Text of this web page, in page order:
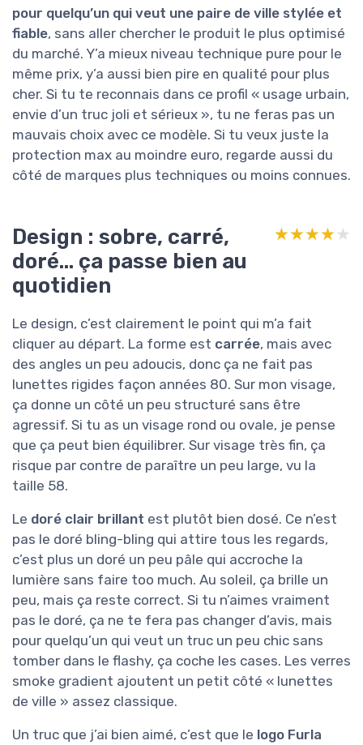
pour quelqu’un qui veut une paire de ville stylée et
fiable, sans aller chercher le produit le plus optimisé
du marché. Y’a mieux niveau technique pure pour le
même prix, y’a aussi bien pire en qualité pour plus
cher. Si tu te reconnais dans ce profil « usage urbain,
envie d’un truc joli et sérieux », tu ne feras pas un
mauvais choix avec ce modèle. Si tu veux juste la
protection max au moindre euro, regarde aussi du
côté de marques plus techniques ou moins connues.
Design : sobre, carré,
doré… ça passe bien au
quotidien
★★★★★
★★★★★
Le design, c’est clairement le point qui m’a fait
cliquer au départ. La forme est carrée, mais avec
des angles un peu adoucis, donc ça ne fait pas
lunettes rigides façon années 80. Sur mon visage,
ça donne un côté un peu structuré sans être
agressif. Si tu as un visage rond ou ovale, je pense
que ça peut bien équilibrer. Sur visage très fin, ça
risque par contre de paraître un peu large, vu la
taille 58.
Le doré clair brillant est plutôt bien dosé. Ce n’est
pas le doré bling-bling qui attire tous les regards,
c’est plus un doré un peu pâle qui accroche la
lumière sans faire too much. Au soleil, ça brille un
peu, mais ça reste correct. Si tu n’aimes vraiment
pas le doré, ça ne te fera pas changer d’avis, mais
pour quelqu’un qui veut un truc un peu chic sans
tomber dans le flashy, ça coche les cases. Les verres
smoke gradient ajoutent un petit côté « lunettes
de ville » assez classique.
Un truc que j’ai bien aimé, c’est que le logo Furla